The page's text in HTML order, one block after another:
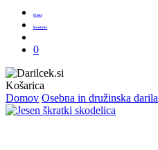
O nas
Kontakt
0
Košarica
košarico
Domov Osebna in družinska darila